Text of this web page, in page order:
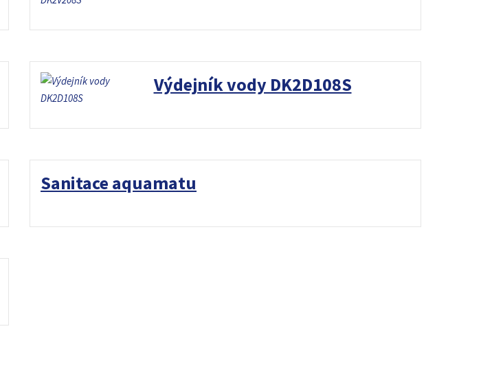
Výdejník vody DK2D108S
Sanitace aquamatu